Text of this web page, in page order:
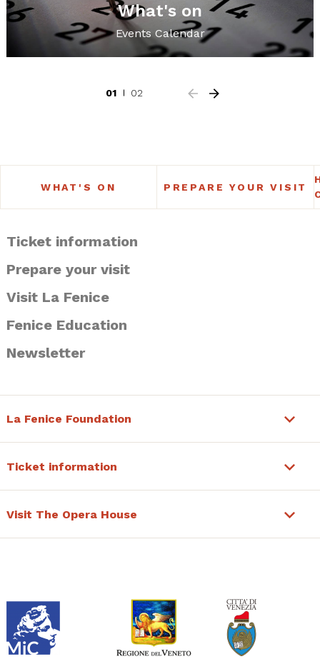
What's on
Events Calendar
01 02
WHAT'S ON PREPARE YOUR VISIT
Ticket information
Prepare your visit
Visit La Fenice
Fenice Education
Newsletter
La Fenice Foundation
Ticket information
Visit The Opera House